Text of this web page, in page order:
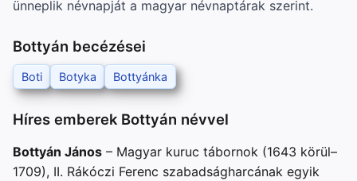
ünneplik névnapját a magyar névnaptárak szerint.
Bottyán becézései
Boti Botyka Bottyánka
Híres emberek Bottyán névvel
Bottyán János – Magyar kuruc tábornok (1643 körül–
1709), II. Rákóczi Ferenc szabadságharcának egyik